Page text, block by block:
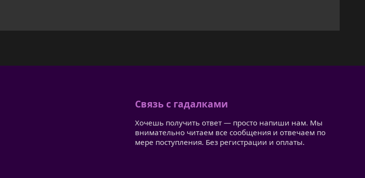
Связь с гадалками
Хочешь получить ответ — просто напиши нам. Мы
внимательно читаем все сообщения и отвечаем по
мере поступления. Без регистрации и оплаты.